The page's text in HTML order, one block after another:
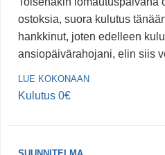
ostoksia, suora kulutus
hankkinut, joten edelleen
ansiopäivärahojani, elin siis
LUE KOKONAAN
Kulutus 0€